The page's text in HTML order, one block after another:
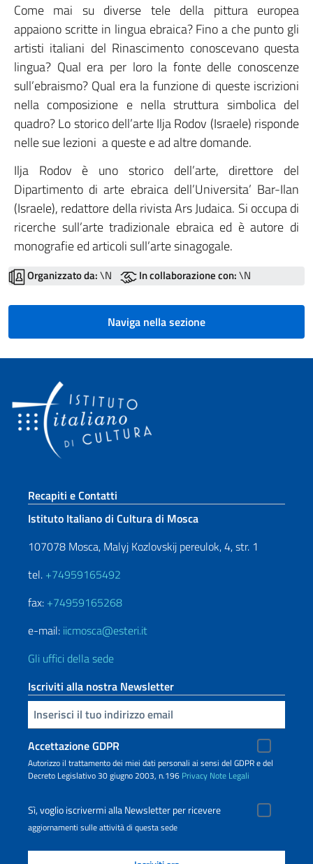
Come mai su diverse tele della pittura europea
appaiono scritte in lingua ebraica? Fino a che punto gli
artisti italiani del Rinascimento conoscevano questa
lingua? Qual era per loro la fonte delle conoscenze
sull’ebraismo? Qual era la funzione di queste iscrizioni
nella composizione e nella struttura simbolica del
quadro? Lo storico dell’arte Ilja Rodov (Israele) risponde
nelle sue lezioni a queste e ad altre domande.
Ilja Rodov è uno storico dell’arte, direttore del
Dipartimento di arte ebraica dell’Universita’ Bar-Ilan
(Israele), redattore della rivista Ars Judaica. Si occupa di
ricerche sull’arte tradizionale ebraica ed è autore di
monografie ed articoli sull’arte sinagogale.
Organizzato da:\N In collaborazione con:\N
Naviga nella sezione
Sezione footer
Recapiti e Contatti
Istituto Italiano di Cultura di Mosca
107078 Mosca, Malyj Kozlovskij pereulok, 4, str. 1
tel. +74959165492
fax: +74959165268
e-mail: iicmosca@esteri.it
Gli uffici della sede
Iscriviti alla nostra Newsletter
Inserisci la tua email
Accettazione GDPR
Autorizzo il trattamento dei miei dati personali ai sensi del GDPR e del
Decreto Legislativo 30 giugno 2003, n.196 Privacy Note Legali
Sì, voglio iscrivermi alla Newsletter per ricevere
aggiornamenti sulle attività di questa sede